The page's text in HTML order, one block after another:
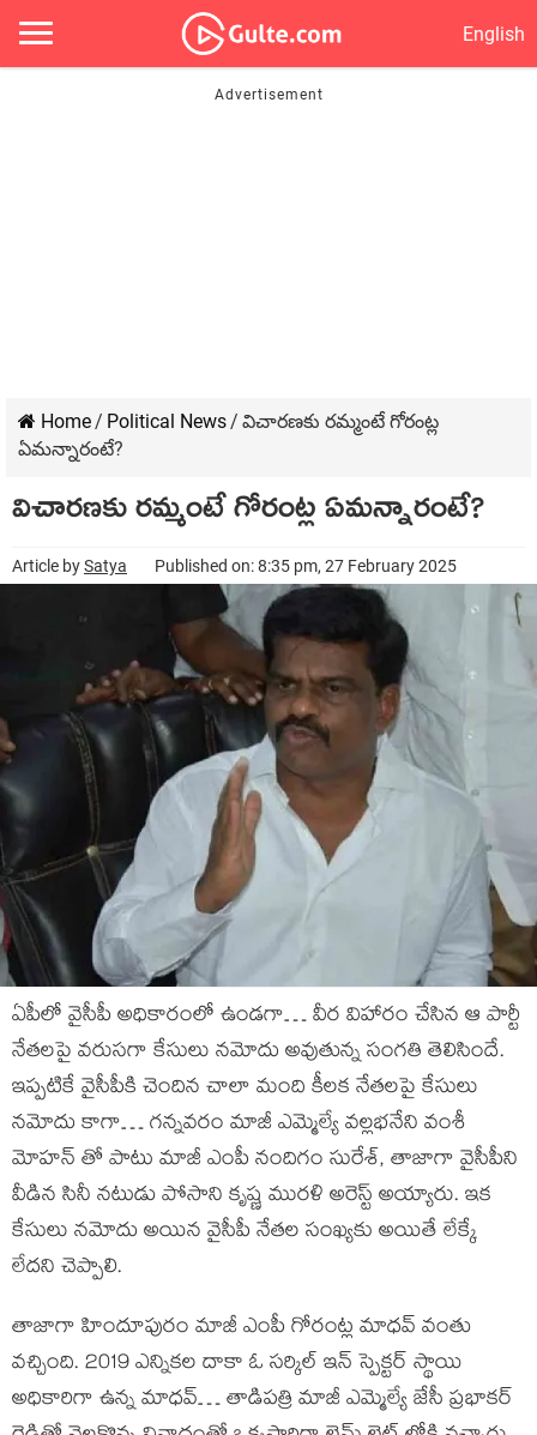
English
Home/ Political News/ విచారణకు రమ్మంటే గోరంట్ల
ఏమన్నారంటే?
విచారణకు రమ్మంటే గోరంట్ల ఏమన్నారంటే?
Article bySatya Published on: 8:35 pm, 27 February 2025
ఏపీలో వైసీపీ అధికారంలో ఉండగా… వీర విహారం చేసిన ఆ పార్టీ
నేతలపై వరుసగా కేసులు నమోదు అవుతున్న సంగతి తెలిసిందే.
ఇప్పటికే వైసీపీకి చెందిన చాలా మంది కీలక నేతలపై కేసులు
నమోదు కాగా… గన్నవరం మాజీ ఎమ్మెల్యే వల్లభనేని వంశీ
మోహన్ తో పాటు మాజీ ఎంపీ నందిగం సురేశ్, తాజాగా వైసీపీని
వీడిన సినీ నటుడు పోసాని కృష్ణ మురళి అరెస్ట్ అయ్యారు. ఇక
కేసులు నమోదు అయిన వైసీపీ నేతల సంఖ్యకు అయితే లేక్కే
లేదని చెప్పాలి.
తాజాగా హిందూపురం మాజీ ఎంపీ గోరంట్ల మాధవ్ వంతు
వచ్చింది. 2019 ఎన్నికల దాకా ఓ సర్కిల్ ఇన్ స్పెక్టర్ స్థాయి
అధికారిగా ఉన్న మాధవ్… తాడిపత్రి మాజీ ఎమ్మెల్యే జేసీ ప్రభాకర్